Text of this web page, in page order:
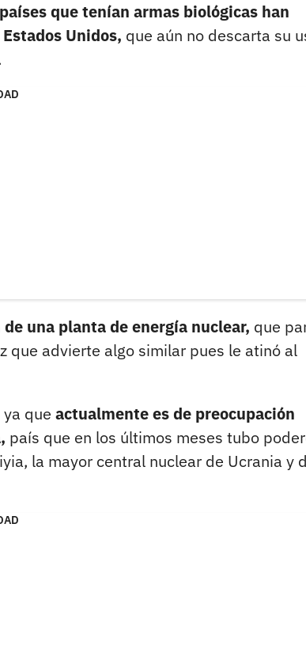
que tenían armas biológicas han
Unidos, que aún no descarta su
una planta de energía nuclear, que
que advierte algo similar pues le atinó al
que actualmente es de preocupación
país que en los últimos meses tubo
la mayor central nuclear de Ucrania y